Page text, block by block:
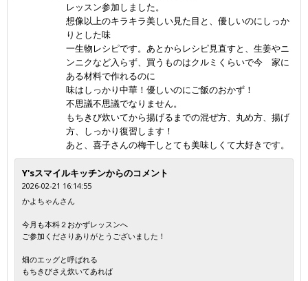
レッスン参加しました。
想像以上のキラキラ美しい見た目と、優しいのにしっか
りとした味
一生物レシピです。あとからレシピ見直すと、生姜やニ
ンニクなど入らず、買うものはクルミくらいで今 家に
ある材料で作れるのに
味はしっかり中華！優しいのにご飯のおかず！
不思議不思議でなりません。
もちきび炊いてから揚げるまでの混ぜ方、丸め方、揚げ
方、しっかり復習します！
あと、喜子さんの梅干しとても美味しくて大好きです。
Y'sスマイルキッチンからのコメント
2026-02-21 16:14:55
かよちゃんさん
今月も本科２おかずレッスンへ
ご参加くださりありがとうございました！
畑のエッグと呼ばれる
もちきびさえ炊いてあれば